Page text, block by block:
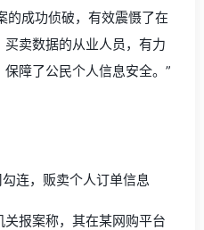
的成功侦破，有效震慑了在
卖数据的从业人员，有力
障了公民个人信息安全。”
连，贩卖个人订单信息
报案称，其在某网购平台